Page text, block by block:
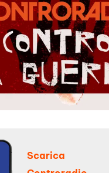
Scarica